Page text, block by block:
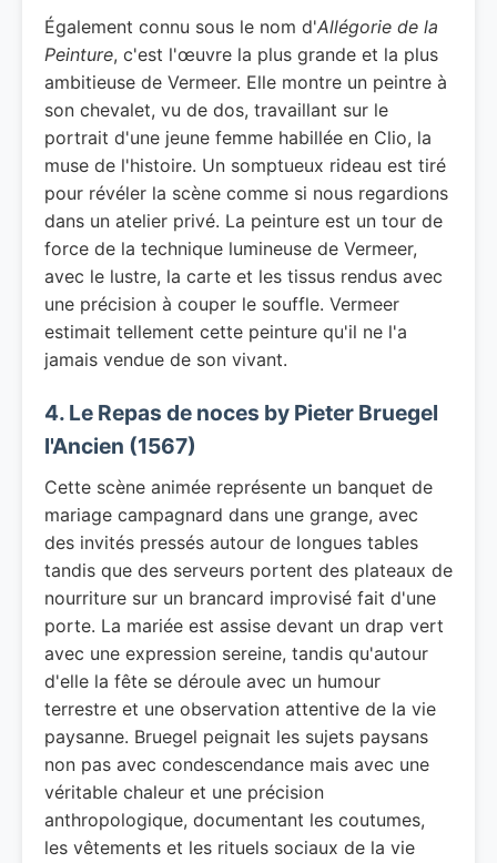
Également connu sous le nom d'Allégorie de la
Peinture, c'est l'œuvre la plus grande et la plus
ambitieuse de Vermeer. Elle montre un peintre à
son chevalet, vu de dos, travaillant sur le
portrait d'une jeune femme habillée en Clio, la
muse de l'histoire. Un somptueux rideau est tiré
pour révéler la scène comme si nous regardions
dans un atelier privé. La peinture est un tour de
force de la technique lumineuse de Vermeer,
avec le lustre, la carte et les tissus rendus avec
une précision à couper le souffle. Vermeer
estimait tellement cette peinture qu'il ne l'a
jamais vendue de son vivant.
4. Le Repas de noces by Pieter Bruegel
l'Ancien (1567)
Cette scène animée représente un banquet de
mariage campagnard dans une grange, avec
des invités pressés autour de longues tables
tandis que des serveurs portent des plateaux de
nourriture sur un brancard improvisé fait d'une
porte. La mariée est assise devant un drap vert
avec une expression sereine, tandis qu'autour
d'elle la fête se déroule avec un humour
terrestre et une observation attentive de la vie
paysanne. Bruegel peignait les sujets paysans
non pas avec condescendance mais avec une
véritable chaleur et une précision
anthropologique, documentant les coutumes,
les vêtements et les rituels sociaux de la vie